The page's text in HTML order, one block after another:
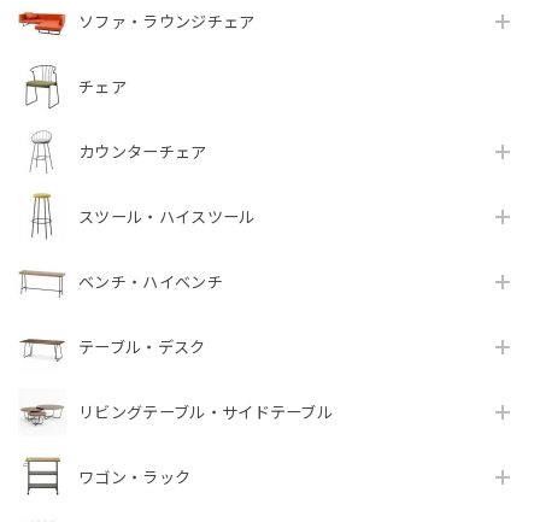
ソファ・ラウンジチェア
チェア
カウンターチェア
スツール・ハイスツール
ベンチ・ハイベンチ
テーブル・デスク
リビングテーブル・サイドテーブル
ワゴン・ラック